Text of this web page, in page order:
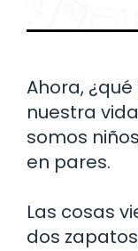
Ahora,
nuestra
somos
en pares.
Las cosas
dos